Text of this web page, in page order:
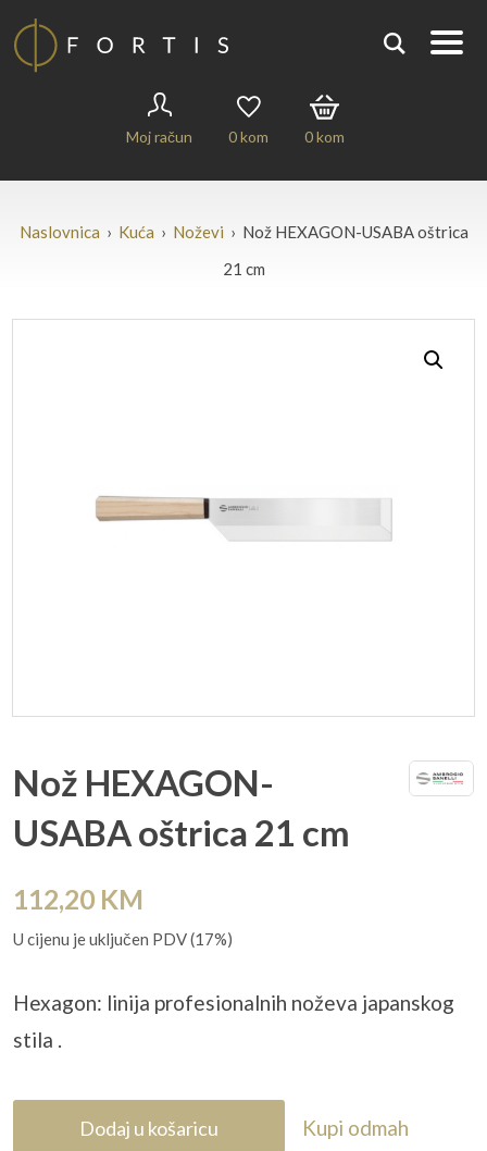
Moj račun 0kom 0kom
Naslovnica › Kuća › Noževi › Nož HEXAGON-USABA oštrica
21 cm
Nož HEXAGON-
USABA oštrica 21 cm
112,20 KM
U cijenu je uključen PDV (17%)
Hexagon: linija profesionalnih noževa japanskog
stila .
Dodaj u košaricu Kupi odmah